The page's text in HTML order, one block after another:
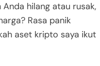
hilang atau rusak,
Rasa panik
aset kripto saya ikut